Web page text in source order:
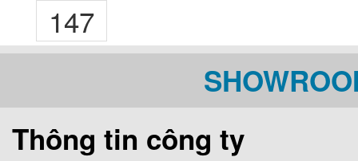
147
Thông tin công ty